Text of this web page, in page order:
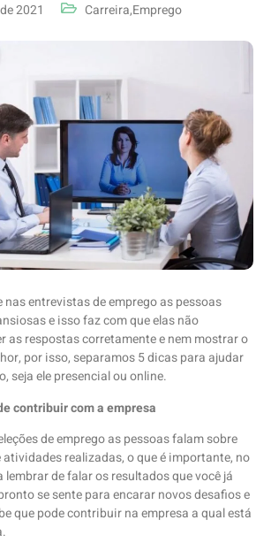
2021 Carreira,Emprego
nas entrevistas de emprego as pessoas
e isso faz com que elas não
as respostas corretamente e nem mostrar o
por isso, separamos 5 dicas para ajudar
seja ele presencial ou online.
contribuir com a empresa
de emprego as pessoas falam sobre
atividades realizadas, o que é importante, no
lembrar de falar os resultados que você já
se sente para encarar novos desafios e
que pode contribuir na empresa a qual está